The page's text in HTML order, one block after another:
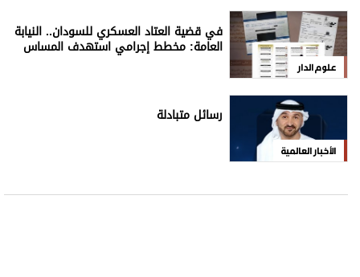
علوم الدار
في قضية العتاد العسكري للسودان.. النيابة
العامة: مخطط إجرامي استهدف المساس
الأخبار العالمية
رسائل متبادلة